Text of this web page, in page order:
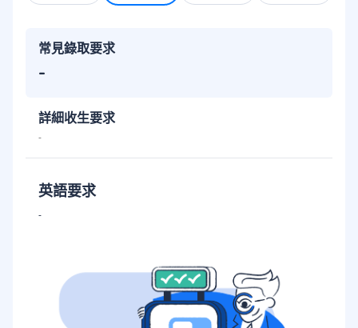
常見錄取要求
-
詳細收生要求
-
英語要求
-